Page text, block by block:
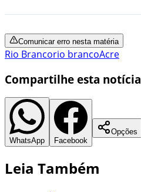
Comunicar erro nesta matéria
Rio Brancorio brancoAcre
Compartilhe esta notícia
WhatsApp Facebook
Opções
Leia Também